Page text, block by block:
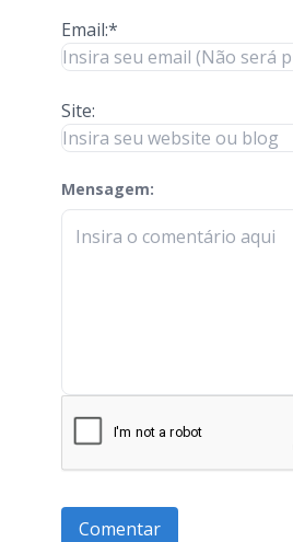
Email:*
Site:
Mensagem:
check-terms